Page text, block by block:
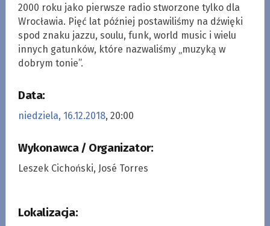
2000 roku jako pierwsze radio stworzone tylko dla
Wrocławia. Pięć lat później postawiliśmy na dźwięki
spod znaku jazzu, soulu, funk, world music i wielu
innych gatunków, które nazwaliśmy „muzyką w
dobrym tonie”.
Data:
niedziela, 16.12.2018, 20:00
Wykonawca / Organizator:
Leszek Cichoński, José Torres
Lokalizacja: